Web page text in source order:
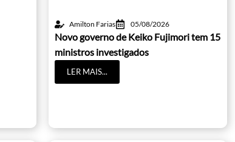
Amilton Farias 05/08/2026
Novo governo de Keiko Fujimori tem 15
ministros investigados
LER MAIS...